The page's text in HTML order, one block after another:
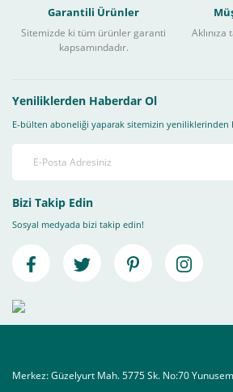
Garantili Ürünler
Sitemizde ki tüm ürünler garanti
kapsamındadır.
Yeniliklerden Haberdar Ol
E-bülten aboneliği yaparak sitemizin yeniliklerinden
Bizi Takip Edin
Sosyal medyada bizi takip edin!
Merkez: Güzelyurt Mah. 5775 Sk. No:70